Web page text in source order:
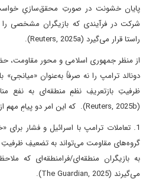
پایان‌ خشونت در صورتِ محقق‌سازیِ
شرکت در فرآیندی که بازیگران مشخصی
راستا قرار می‌گیرد (Reuters, 2025a).
از منظر جمهوری اسلامی و محور مقاومت،
دونالد ترامپ را نه صرفاً به‌عنوان «میانجی»
ظرفیتِ بازتعریفِ نظمِ منطقه‌ای به نفع
(Reuters, 2025b). که این امر دو پیامِ مهم از نگاه تهران دارد :
1. تعاملات ترامپ با اسرائیل و فشار
گروه‌های مقاومت می‌تواند به تضعیفِ ظرفیتِ
به بازیگران منطقه‌ای/فرامنطقه‌ای که
می‌گیرند (The Guardian, 2025).